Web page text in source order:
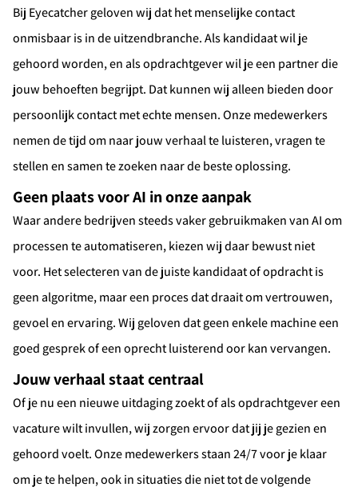
Bij Eyecatcher geloven wij dat het menselijke contact
onmisbaar is in de uitzendbranche. Als kandidaat wil je
gehoord worden, en als opdrachtgever wil je een partner die
jouw behoeften begrijpt. Dat kunnen wij alleen bieden door
persoonlijk contact met echte mensen. Onze medewerkers
nemen de tijd om naar jouw verhaal te luisteren, vragen te
stellen en samen te zoeken naar de beste oplossing.
Geen plaats voor AI in onze aanpak
Waar andere bedrijven steeds vaker gebruikmaken van AI om
processen te automatiseren, kiezen wij daar bewust niet
voor. Het selecteren van de juiste kandidaat of opdracht is
geen algoritme, maar een proces dat draait om vertrouwen,
gevoel en ervaring. Wij geloven dat geen enkele machine een
goed gesprek of een oprecht luisterend oor kan vervangen.
Jouw verhaal staat centraal
Of je nu een nieuwe uitdaging zoekt of als opdrachtgever een
vacature wilt invullen, wij zorgen ervoor dat jij je gezien en
gehoord voelt. Onze medewerkers staan 24/7 voor je klaar
om je te helpen, ook in situaties die niet tot de volgende